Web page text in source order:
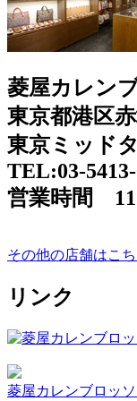
菱屋カレン
東京都港区
東京ミッド
TEL:03-
営業時間
その他の店舗はこち
リンク
菱屋カレンブロッ